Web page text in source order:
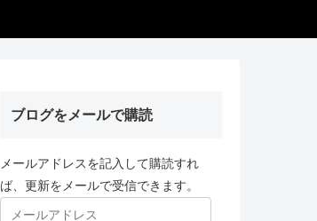
ブログをメールで購読
メールアドレスを記入して購読すれ
ば、更新をメールで受信できます。